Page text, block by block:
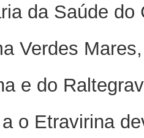
da Saúde
Verdes
e do
o Etravirina